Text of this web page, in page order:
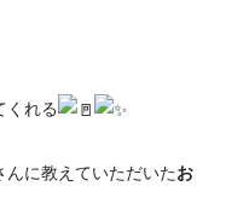
くれる
に教えていただいたお